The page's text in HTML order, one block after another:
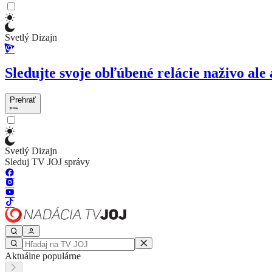
Svetlý Dizajn
Sledujte svoje obľúbené relácie naživo
Prehrať
Svetlý Dizajn
Sleduj TV JOJ správy
Aktuálne populárne